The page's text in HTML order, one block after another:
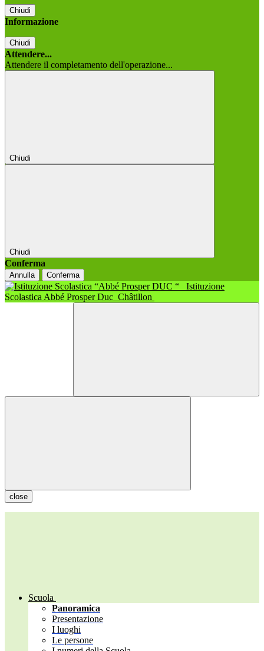
Chiudi
Informazione
Chiudi
Attendere...
Attendere il completamento dell'operazione...
Chiudi
Chiudi
Conferma
Annulla Conferma
Istituzione
Scolastica Abbé Prosper Duc Châtillon
close
Scuola
Panoramica
Presentazione
I luoghi
Le persone